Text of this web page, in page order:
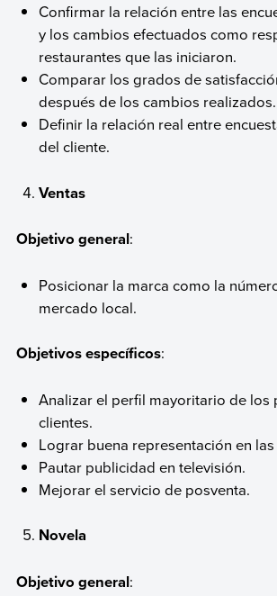
Confirmar la relación entre las
y los cambios efectuados como
restaurantes que las iniciaron.
Comparar los grados de
después de los cambios realizados.
Definir la relación real entre
del cliente.
Ventas
Objetivo general:
Posicionar la marca como la
mercado local.
Objetivos específicos:
Analizar el perfil mayoritario de los
clientes.
Lograr buena representación en
Pautar publicidad en televisión.
Mejorar el servicio de posventa.
Novela
Objetivo general: